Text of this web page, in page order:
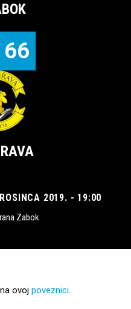
2019. - 19:00
Zabok
ovoj poveznici.